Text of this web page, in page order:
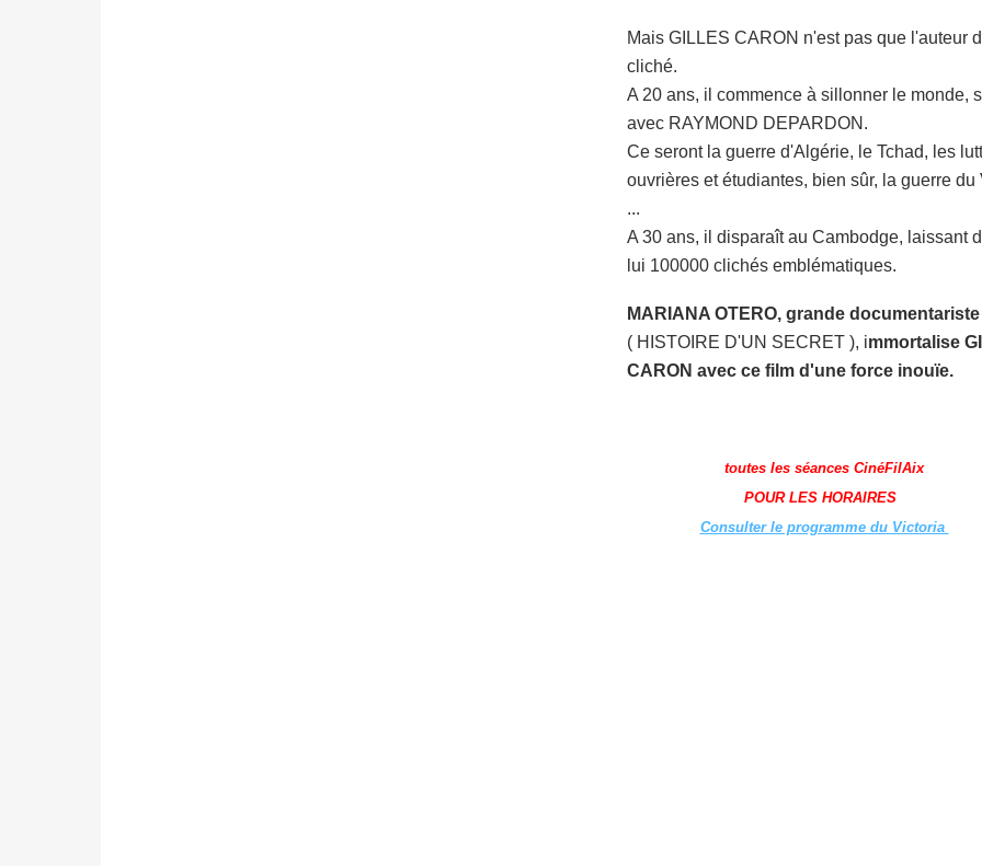
Mais GILLES CARON n'est pas que l'auteur
cliché.
A 20 ans, il commence à sillonner le monde,
avec RAYMOND DEPARDON.
Ce seront la guerre d'Algérie, le Tchad, les
ouvrières et étudiantes, bien sûr, la guerre du
...
A 30 ans, il disparaît au Cambodge, laissant
lui 100000 clichés emblématiques.
MARIANA OTERO, grande documentariste
( HISTOIRE D'UN SECRET ), immortalise
CARON avec ce film d'une force inouïe.
toutes les séances CinéFilAix
POUR LES HORAIRES
Consulter le programme du Victoria